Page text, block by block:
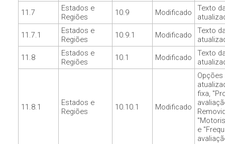
11.7
Estados e
Regiões
10.9 Modificado
Texto
11.7.1
Estados e
Regiões
10.9.1 Modificado
Texto
11.8
Estados e
Regiões
10.1 Modificado
Texto
11.8.1
Estados e
Regiões
10.10.1 Modificado
Opções
fixa,
e